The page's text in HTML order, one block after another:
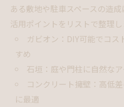
ある敷地や駐車スペースの造成
活用ポイントをリストで整理し
ガビオン：DIY可能でコ
すめ
石垣：庭や門柱に自然な
コンクリート擁壁：高低
に最適